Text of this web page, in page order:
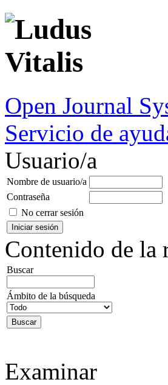
Open Journal
Servicio de
Usuario/a
Nombre de usuario/a
Contraseña
No cerrar sesión
Contenido de la
Buscar
Ámbito de la búsqueda
Examinar